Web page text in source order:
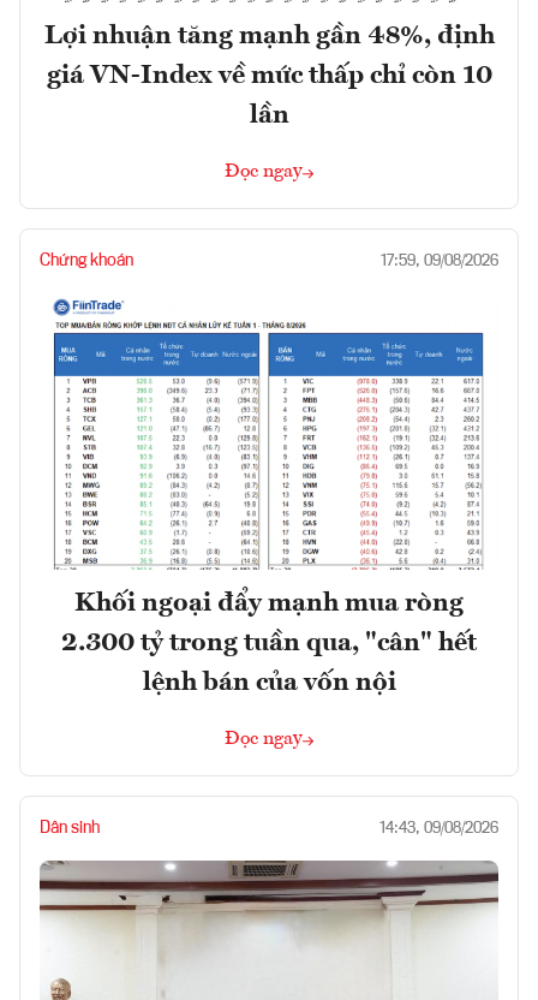
Lợi nhuận tăng mạnh gần 48%, định
giá VN-Index về mức thấp chỉ còn 10
lần
Đọc ngay
Chứng khoán 17:59, 09/08/2026
Khối ngoại đẩy mạnh mua ròng
2.300 tỷ trong tuần qua, "cân" hết
lệnh bán của vốn nội
Đọc ngay
Dân sinh 14:43, 09/08/2026